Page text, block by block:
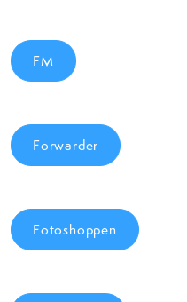
FM
Forwarder
Fotoshoppen